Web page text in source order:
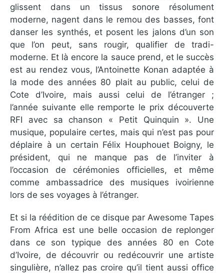
glissent dans un tissus sonore résolument
moderne, nagent dans le remou des basses, font
danser les synthés, et posent les jalons d’un son
que l’on peut, sans rougir, qualifier de tradi-
moderne. Et là encore la sauce prend, et le succès
est au rendez vous, l’Antoinette Konan adaptée à
la mode des années 80 plait au public, celui de
Cote d’Ivoire, mais aussi celui de l’étranger ;
l’année suivante elle remporte le prix découverte
RFI avec sa chanson « Petit Quinquin ». Une
musique, populaire certes, mais qui n’est pas pour
déplaire à un certain Félix Houphouet Boigny, le
président, qui ne manque pas de l’inviter à
l’occasion de cérémonies officielles, et même
comme ambassadrice des musiques ivoirienne
lors de ses voyages à l’étranger.
Et si la réédition de ce disque par Awesome Tapes
From Africa est une belle occasion de replonger
dans ce son typique des années 80 en Cote
d’Ivoire, de découvrir ou redécouvrir une artiste
singulière, n’allez pas croire qu’il tient aussi office